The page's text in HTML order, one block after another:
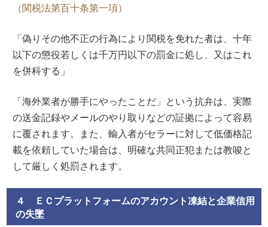
（関税法第百十条第一項）
「偽りその他不正の行為により関税を免れた者は、十年
以下の懲役若しくは千万円以下の罰金に処し、又はこれ
を併科する」
「海外業者が勝手にやったことだ」という抗弁は、実際
の送金記録やメールのやり取りなどの証拠によって容易
に覆されます。また、輸入者がセラーに対して低価格記
載を依頼していた場合は、明確な共同正犯または教唆と
して厳しく処罰されます。
４ ＥＣプラットフォームのアカウント凍結と企業信用
の失墜